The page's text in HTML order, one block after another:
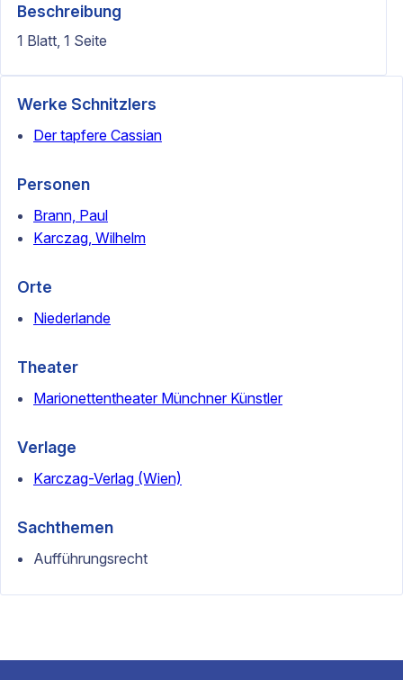
Beschreibung
1 Blatt, 1 Seite
Werke Schnitzlers
Der tapfere Cassian
Personen
Brann, Paul
Karczag, Wilhelm
Orte
Niederlande
Theater
Marionettentheater Münchner Künstler
Verlage
Karczag-Verlag (Wien)
Sachthemen
Aufführungsrecht